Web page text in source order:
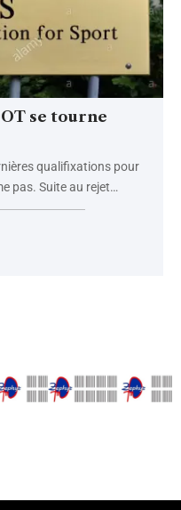
se tourne
qualifixations pour
pas. Suite au rejet…